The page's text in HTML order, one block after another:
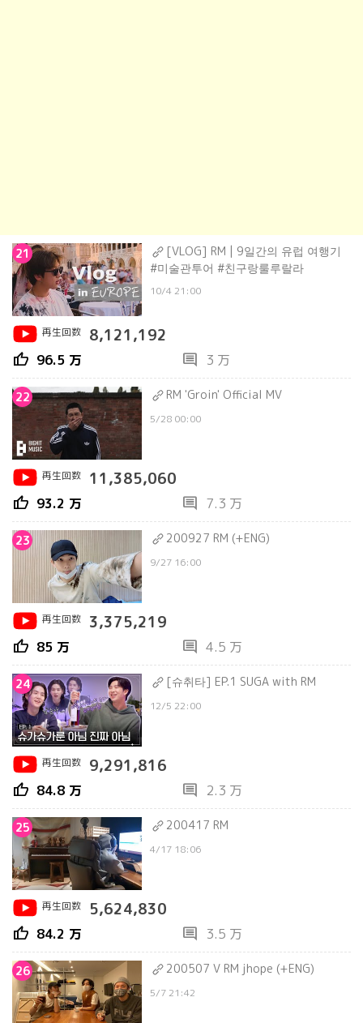
21
[VLOG] RM | 9일간의 유럽 여행기
#미술관투어 #친구랑룰루랄라
10/4 21:00
再生回数 8,121,192
thumb_up 96.5 万 comment 3 万
22 RM 'Groin' Official MV
5/28 00:00
再生回数 11,385,060
thumb_up 93.2 万 comment 7.3 万
23 200927 RM (+ENG)
9/27 16:00
再生回数 3,375,219
thumb_up 85 万 comment 4.5 万
24 [슈취타] EP.1 SUGA with RM
12/5 22:00
再生回数 9,291,816
thumb_up 84.8 万 comment 2.3 万
25 200417 RM
4/17 18:06
再生回数 5,624,830
thumb_up 84.2 万 comment 3.5 万
26 200507 V RM jhope (+ENG)
5/7 21:42